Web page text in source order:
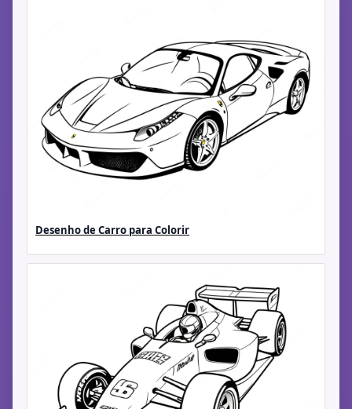
Desenho de Carro para Colorir